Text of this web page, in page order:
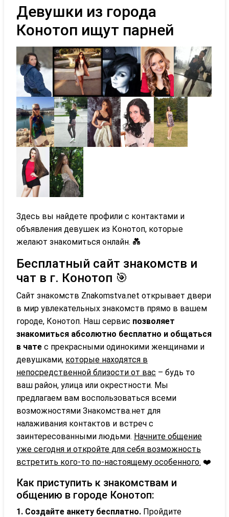
Девушки из города
Конотоп ищут парней
Здесь вы найдете профили с контактами и
объявления девушек из Конотоп, которые
желают знакомиться онлайн. 💑
Бесплатный сайт знакомств и
чат в г. Конотоп 🎯
Сайт знакомств Znakomstva.net открывает двери
в мир увлекательных знакомств прямо в вашем
городе, Конотоп. Наш сервис позволяет
знакомиться абсолютно бесплатно и общаться
в чате с прекрасными одинокими женщинами и
девушками, которые находятся в
непосредственной близости от вас – будь то
ваш район, улица или окрестности. Мы
предлагаем вам воспользоваться всеми
возможностями Знакомства.нет для
налаживания контактов и встреч с
заинтересованными людьми. Начните общение
уже сегодня и откройте для себя возможность
встретить кого-то по-настоящему особенного. ❤️
Как приступить к знакомствам и
общению в городе Конотоп:
1. Создайте анкету бесплатно. Пройдите